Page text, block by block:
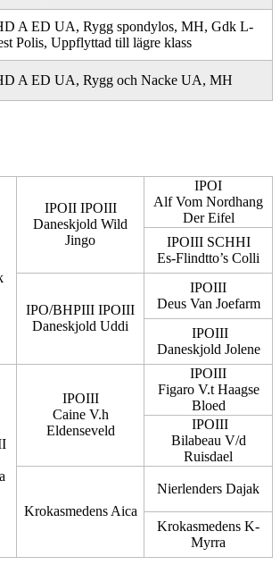
A ED UA, Rygg spondylos, MH, Gdk L-
Polis, Uppflyttad till lägre klass
A ED UA, Rygg och Nacke UA, MH
IPOII IPOIII
Daneskjold Wild
Jingo
IPOI
Alf Vom Nordhang
Der Eifel
IPOIII SCHHI
Es-Flindtto’s Colli
IPO/BHPIII IPOIII
Daneskjold Uddi
IPOIII
Deus Van Joefarm
IPOIII
Daneskjold Jolene
IPOIII
Caine V.h
Eldenseveld
IPOIII
Figaro V.t Haagse
Bloed
IPOIII
Bilabeau V/d
Ruisdael
Krokasmedens Aica
Nierlenders Dajak
Krokasmedens K-
Myrra